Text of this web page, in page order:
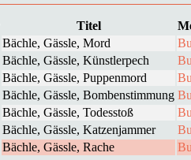
Titel
Bächle, Gässle, Mord
Bächle, Gässle, Künstlerpech
Bächle, Gässle, Puppenmord
Bächle, Gässle, Bombenstimmung
Bächle, Gässle, Todesstoß
Bächle, Gässle, Katzenjammer
Bächle, Gässle, Rache